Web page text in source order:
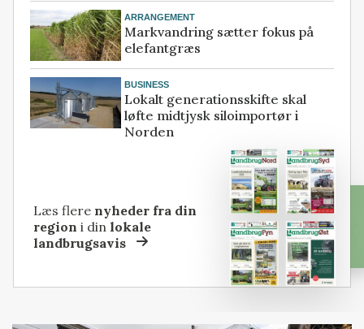
ARRANGEMENT
Markvandring sætter fokus på
elefantgræs
BUSINESS
Lokalt generationsskifte skal
løfte midtjysk siloimportør i
Norden
Læs flere nyheder fra din
region i dinlokale
landbrugsavis